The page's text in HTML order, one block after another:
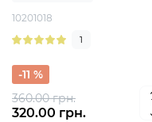
10201018
1
360.00 грн.
-11 %
320.00 грн.